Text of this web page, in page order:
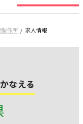
作所 求人情報
なえる